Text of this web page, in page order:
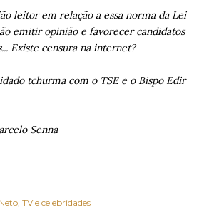
leitor em relação a essa norma da Lei
emitir opinião e favorecer candidatos
Existe censura na internet?
tchurma com o TSE e o Bispo Edir
Senna
TV e celebridades